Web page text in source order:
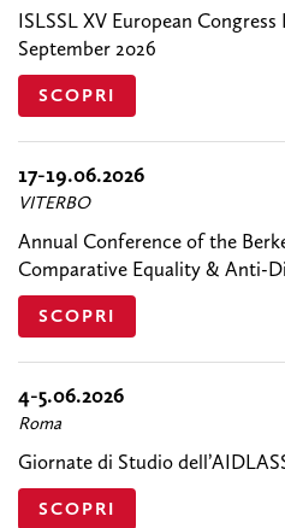
ISLSSL XV European Congress
September 2026
SCOPRI
17-19.06.2026
VITERBO
Annual Conference of the
Comparative Equality & Anti-
SCOPRI
4-5.06.2026
Roma
Giornate di Studio
SCOPRI